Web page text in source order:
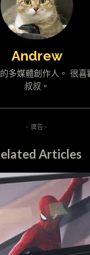
Andrew
多媒體創作人。 很
叔叔。
- 廣告 -
Articles